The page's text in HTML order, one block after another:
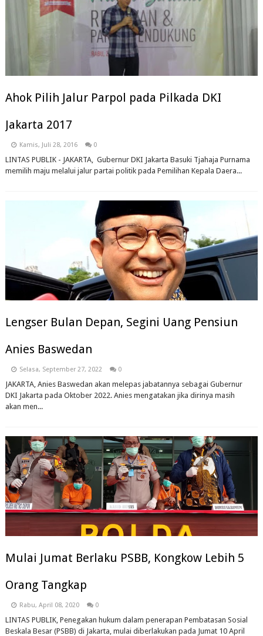
Ahok Pilih Jalur Parpol pada Pilkada DKI
Jakarta 2017
Kamis, Juli 28, 2016 0
LINTAS PUBLIK - JAKARTA, Gubernur DKI Jakarta Basuki Tjahaja Purnama
memilih maju melalui jalur partai politik pada Pemilihan Kepala Daera...
Lengser Bulan Depan, Segini Uang Pensiun
Anies Baswedan
Selasa, September 27, 2022 0
JAKARTA, Anies Baswedan akan melepas jabatannya sebagai Gubernur
DKI Jakarta pada Oktober 2022. Anies mengatakan jika dirinya masih
akan men...
Mulai Jumat Berlaku PSBB, Kongkow Lebih 5
Orang Tangkap
Rabu, April 08, 2020 0
LINTAS PUBLIK, Penegakan hukum dalam penerapan Pembatasan Sosial
Beskala Besar (PSBB) di Jakarta, mulai diberlakukan pada Jumat 10 April